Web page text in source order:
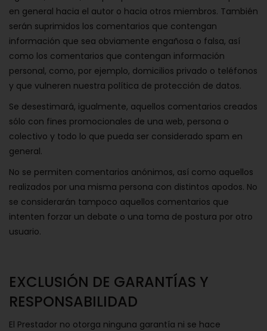
en general hacia el autor o hacia otros miembros. También
serán suprimidos los comentarios que contengan
información que sea obviamente engañosa o falsa, así
como los comentarios que contengan información
personal, como, por ejemplo, domicilios privado o teléfonos
y que vulneren nuestra política de protección de datos.
Se desestimará, igualmente, aquellos comentarios creados
sólo con fines promocionales de una web, persona o
colectivo y todo lo que pueda ser considerado spam en
general.
No se permiten comentarios anónimos, así como aquellos
realizados por una misma persona con distintos apodos. No
se considerarán tampoco aquellos comentarios que
intenten forzar un debate o una toma de postura por otro
usuario.
EXCLUSIÓN DE GARANTÍAS Y
RESPONSABILIDAD
El Prestador no otorga ninguna garantía ni se hace